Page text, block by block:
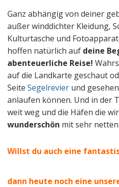
Ganz abhängig von deiner
außer winddichter Kleidung,
Kulturtasche und
hoffen natürlich auf deine
abenteuerliche Reise!
auf die Landkarte geschaut
Seite Segelrevier und
anlaufen können. Und in der
weit weg und die Häfen die
wunderschön mit sehr
Willst du auch eine
dann heute noch eine